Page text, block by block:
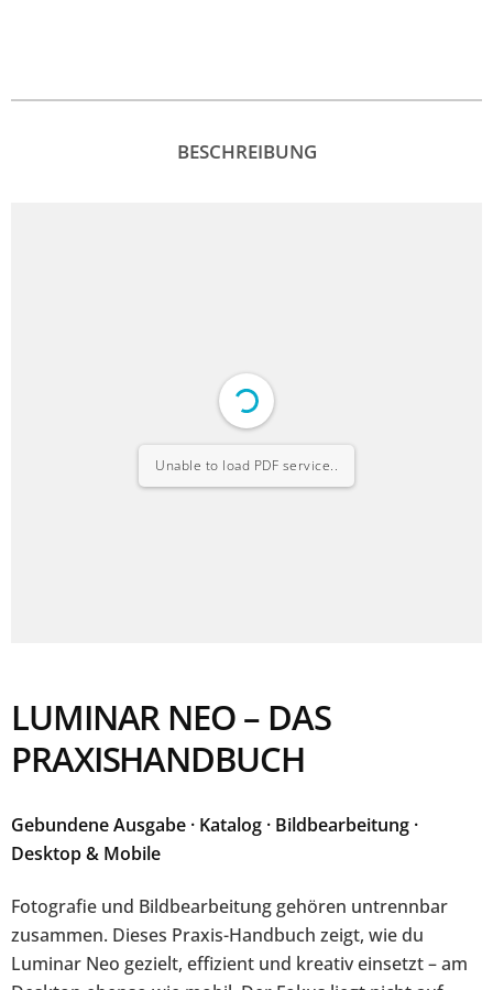
BESCHREIBUNG
Unable to load PDF service..
LUMINAR NEO – DAS
PRAXISHANDBUCH
Gebundene Ausgabe · Katalog · Bildbearbeitung ·
Desktop & Mobile
Fotografie und Bildbearbeitung gehören untrennbar
zusammen. Dieses Praxis-Handbuch zeigt, wie du
Luminar Neo gezielt, effizient und kreativ einsetzt – am